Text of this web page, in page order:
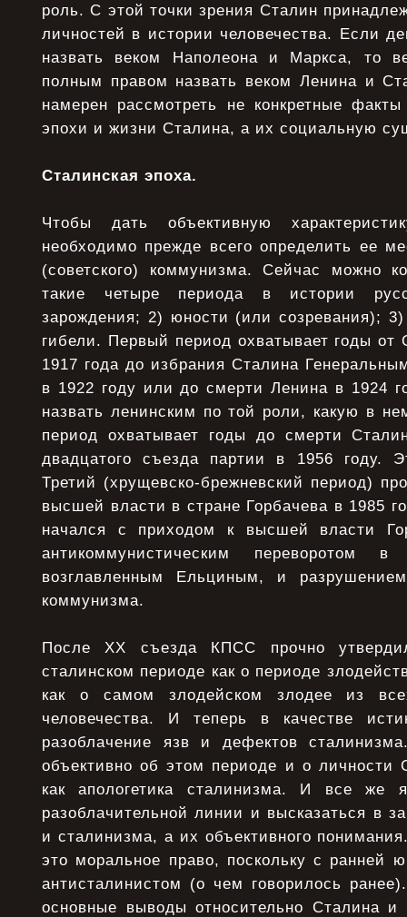
роль. С этой точки зрения Сталин
личностей в истории человечества. Если
назвать веком Наполеона и Маркса, то
полным правом назвать веком Ленина и
намерен рассмотреть не конкретные
эпохи и жизни Сталина, а их социальную
Сталинская эпоха.
Чтобы дать объективную
необходимо прежде всего определить ее
(советского) коммунизма. Сейчас можно
такие четыре периода в истории
зарождения; 2) юности (или созревания);
гибели. Первый период охватывает годы от
1917 года до избрания Сталина
в 1922 году или до смерти Ленина в 1924
назвать ленинским по той роли, какую в
период охватывает годы до смерти
двадцатого съезда партии в 1956 году.
Третий (хрущевско-брежневский период)
высшей власти в стране Горбачева в 1985
начался с приходом к высшей власти
антикоммунистическим переворотом
возглавленным Ельциным, и разрушением
коммунизма.
После ХХ съезда КПСС прочно
сталинском периоде как о периоде
как о самом злодейском злодее из
человечества. И теперь в качестве
разоблачение язв и дефектов
объективно об этом периоде и о личности
как апологетика сталинизма. И все же
разоблачительной линии и высказаться в
и сталинизма, а их объективного
это моральное право, поскольку с ранней
антисталинистом (о чем говорилось
основные выводы относительно Сталина и